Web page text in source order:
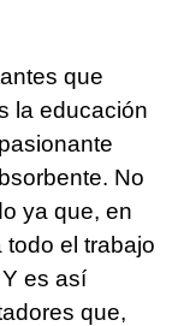
que
la educación
No
ya que, en
todo el trabajo
es así
que,